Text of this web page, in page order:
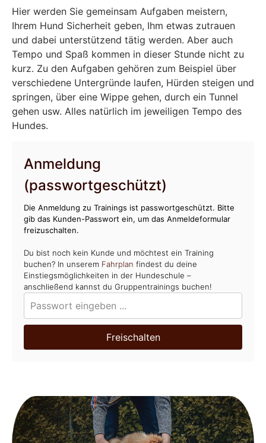
Hier werden Sie gemeinsam Aufgaben meistern,
Ihrem Hund Sicherheit geben, Ihm etwas zutrauen
und dabei unterstützend tätig werden. Aber auch
Tempo und Spaß kommen in dieser Stunde nicht zu
kurz. Zu den Aufgaben gehören zum Beispiel über
verschiedene Untergründe laufen, Hürden steigen und
springen, über eine Wippe gehen, durch ein Tunnel
gehen usw. Alles natürlich im jeweiligen Tempo des
Hundes.
Anmeldung
(passwortgeschützt)
Die Anmeldung zu Trainings ist passwortgeschützt. Bitte
gib das Kunden-Passwort ein, um das Anmeldeformular
freizuschalten.
Du bist noch kein Kunde und möchtest ein Training
buchen? In unserem Fahrplan findest du deine
Einstiegsmöglichkeiten in der Hundeschule –
anschließend kannst du Gruppentrainings buchen!
Freischalten